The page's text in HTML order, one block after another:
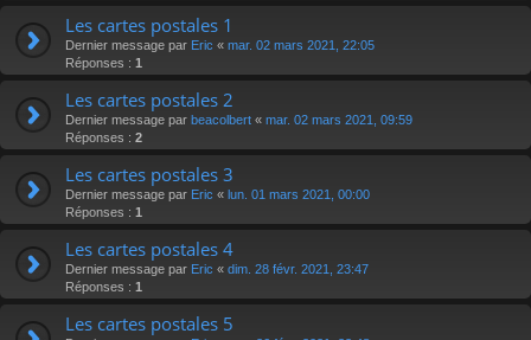
Les cartes postales 1
Dernier message par Eric « mar. 02 mars 2021, 22:05
Réponses : 1
Les cartes postales 2
Dernier message par beacolbert « mar. 02 mars 2021, 09:59
Réponses : 2
Les cartes postales 3
Dernier message par Eric « lun. 01 mars 2021, 00:00
Réponses : 1
Les cartes postales 4
Dernier message par Eric « dim. 28 févr. 2021, 23:47
Réponses : 1
Les cartes postales 5